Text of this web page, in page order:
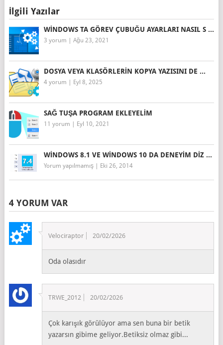
İlgili Yazılar
WINDOWS TA GÖREV ÇUBUĞU AYARLARI NASIL S ...
3 yorum | Ağu 23, 2021
DOSYA VEYA KLASÖRLERIN KOPYA YAZISINI DE ...
4 yorum | Eyl 8, 2025
SAĞ TUŞA PROGRAM EKLEYELIM
11 yorum | Eyl 10, 2021
WINDOWS 8.1 VE WINDOWS 10 DA DENEYIM DIZ ...
Yorum yapılmamış| Eki 26, 2014
4 YORUM VAR
Velociraptor 20/02/2026
Oda olasıdır
TRWE_2012 20/02/2026
Çok karışık görülüyor ama sen buna bir betik
yazarsın gibime geliyor.Betiksiz olmaz gibi...